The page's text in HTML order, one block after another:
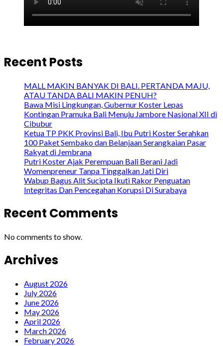
Recent Posts
MALL MAKIN BANYAK DI BALI. PERTANDA MAJU,
ATAU TANDA BALI MAKIN PENUH?
Bawa Misi Lingkungan, Gubernur Koster Lepas
Kontingan Pramuka Bali Menuju Jambore Nasional XII di
Cibubur
Ketua TP PKK Provinsi Bali, Ibu Putri Koster Serahkan
100 Paket Sembako dan Belanjaan Serangkaian Pasar
Rakyat di Jembrana
Putri Koster Ajak Perempuan Bali Berani Jadi
Womenpreneur Tanpa Tinggalkan Jati Diri
Wabup Bagus Alit Sucipta Ikuti Rakor Penguatan
Integritas Dan Pencegahan Korupsi Di Surabaya
Recent Comments
No comments to show.
Archives
August 2026
July 2026
June 2026
May 2026
April 2026
March 2026
February 2026